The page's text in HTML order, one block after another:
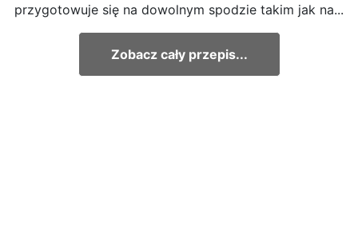
przygotowuje się na dowolnym spodzie takim jak na...
Zobacz cały przepis...